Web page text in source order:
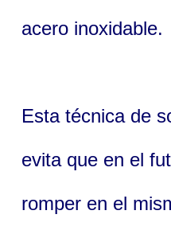
acero inoxidable.
Esta técnica de
evita que en el
romper en el